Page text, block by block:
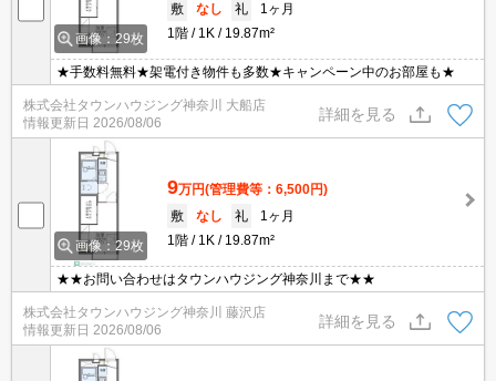
画像：29枚
敷
なし 礼
1ヶ月
1階
1K 19.87m²
★手数料無料★架電付き物件も多数★キャンペーン中のお部屋も★
株式会社タウンハウジング神奈川 大船店
情報更新日 2026/08/06
詳細を見る
画像：29枚
9万円(管理費等：6,500円)
敷
なし 礼
1ヶ月
1階
1K 19.87m²
★★お問い合わせはタウンハウジング神奈川まで★★
株式会社タウンハウジング神奈川 藤沢店
情報更新日 2026/08/06
詳細を見る